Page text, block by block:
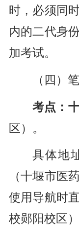
时，必须同
内的二代身
加考试。
（四）
考点：
区）。
具体地
（十堰市医
使用导航时
校郧阳校区